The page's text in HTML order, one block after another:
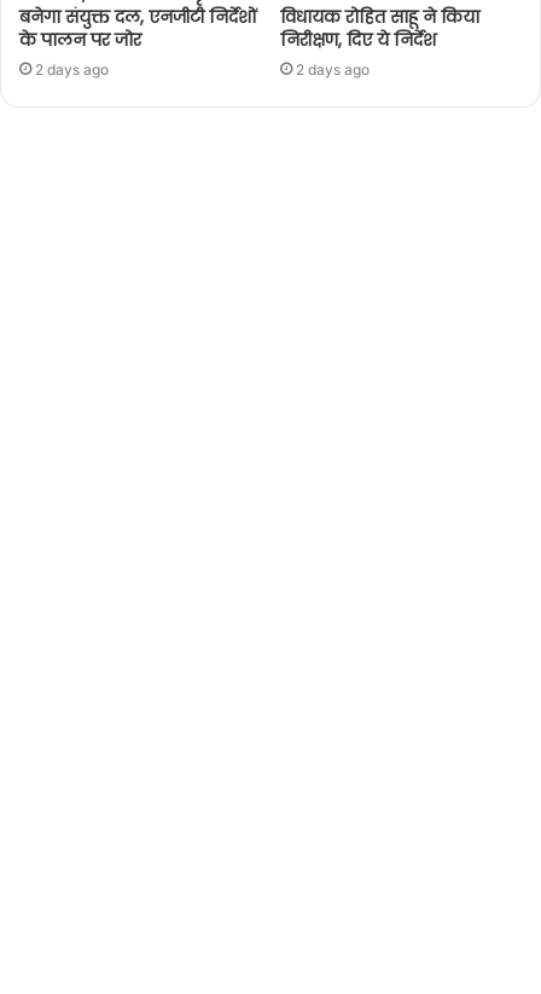
बनेगा संयुक्त दल, एनजीटी निर्देशों
के पालन पर जोर
2 days ago
विधायक रोहित साहू ने किया
निरीक्षण, दिए ये निर्देश
2 days ago